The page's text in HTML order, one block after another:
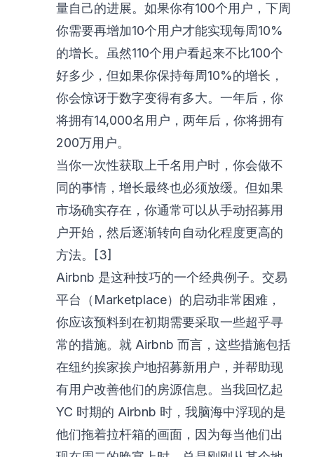
量自己的进展。如果你有100个用户，下周
你需要再增加10个用户才能实现每周10%
的增长。虽然110个用户看起来不比100个
好多少，但如果你保持每周10%的增长，
你会惊讶于数字变得有多大。一年后，你
将拥有14,000名用户，两年后，你将拥有
200万用户。
当你一次性获取上千名用户时，你会做不
同的事情，增长最终也必须放缓。但如果
市场确实存在，你通常可以从手动招募用
户开始，然后逐渐转向自动化程度更高的
方法。[3]
Airbnb 是这种技巧的一个经典例子。交易
平台（Marketplace）的启动非常困难，
你应该预料到在初期需要采取一些超乎寻
常的措施。就 Airbnb 而言，这些措施包括
在纽约挨家挨户地招募新用户，并帮助现
有用户改善他们的房源信息。当我回忆起
YC 时期的 Airbnb 时，我脑海中浮现的是
他们拖着拉杆箱的画面，因为每当他们出